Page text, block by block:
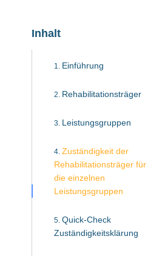
Inhalt
Einführung
Rehabilitationsträger
Leistungsgruppen
Zuständigkeit der
Rehabilitationsträger für
die einzelnen
Leistungsgruppen
Quick-Check
Zuständigkeitsklärung